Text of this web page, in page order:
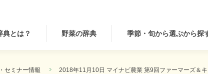
典とは？ 野菜の辞典 季節・旬から選ぶから探
セミナー情報 2018年11月10日 マイナビ農業 第9回ファーマーズ＆